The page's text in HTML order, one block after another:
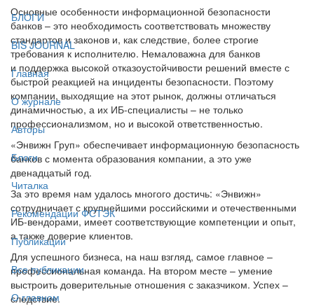
БЛОГИ
BIS JOURNAL
Главная
О журнале
Авторы
Блоги
Читалка
Рекомендации ФСТЭК
Публикации
Все публикации
О главном
Основные особенности информационной безопасности
банков – это необходимость соответствовать множеству
стандартов и законов и, как следствие, более строгие
требования к исполнителю. Немаловажна для банков
и поддержка высокой отказоустойчивости решений вместе с
быстрой реакцией на инциденты безопасности. Поэтому
компании, выходящие на этот рынок, должны отличаться
динамичностью, а их ИБ-специалисты – не только
профессионализмом, но и высокой ответственностью.
«Энвижн Груп» обеспечивает информационную безопасность
банков с момента образования компании, а это уже
двенадцатый год.
За это время нам удалось многого достичь: «Энвижн»
сотрудничает с крупнейшими российскими и отечественными
ИБ-вендорами, имеет соответствующие компетенции и опыт,
а также доверие клиентов.
Для успешного бизнеса, на наш взгляд, самое главное –
профессиональная команда. На втором месте – умение
выстроить доверительные отношения с заказчиком. Успех –
следствие.